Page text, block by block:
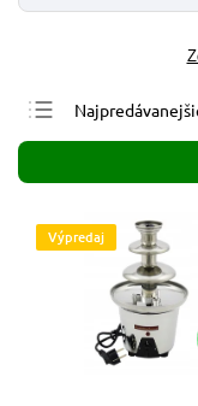
Najlacnejšie
Najdrahšie
Abecedne
Výpredaj